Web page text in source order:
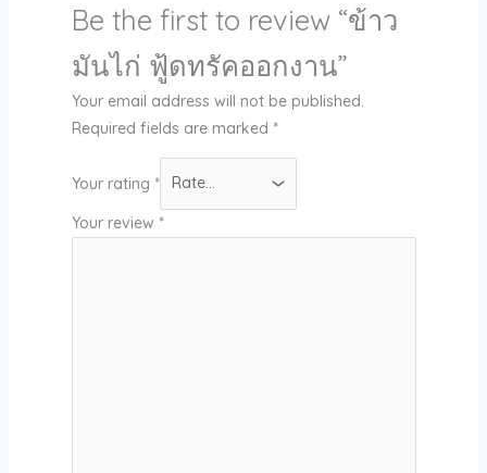
Be the first to review “ข้าว
มันไก่ ฟู้ดทรัคออกงาน”
Your email address will not be published.
Required fields are marked *
Your rating *
Your review *